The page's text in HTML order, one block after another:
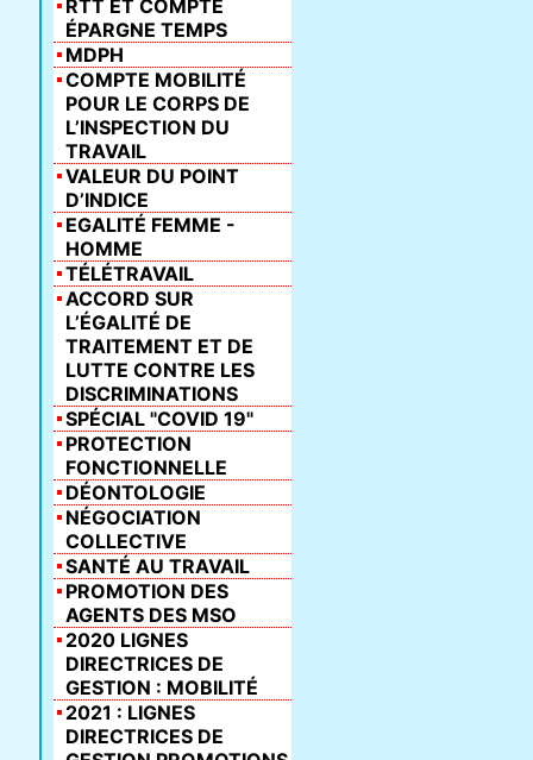
RTT ET COMPTE
ÉPARGNE TEMPS
MDPH
COMPTE MOBILITÉ
POUR LE CORPS DE
L’INSPECTION DU
TRAVAIL
VALEUR DU POINT
D’INDICE
EGALITÉ FEMME -
HOMME
TÉLÉTRAVAIL
ACCORD SUR
L’ÉGALITÉ DE
TRAITEMENT ET DE
LUTTE CONTRE LES
DISCRIMINATIONS
SPÉCIAL "COVID 19"
PROTECTION
FONCTIONNELLE
DÉONTOLOGIE
NÉGOCIATION
COLLECTIVE
SANTÉ AU TRAVAIL
PROMOTION DES
AGENTS DES MSO
2020 LIGNES
DIRECTRICES DE
GESTION : MOBILITÉ
2021 : LIGNES
DIRECTRICES DE